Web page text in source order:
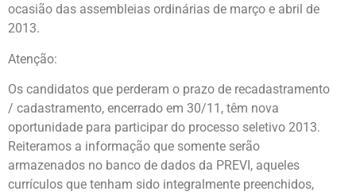
ocasião das assembleias ordinárias de março e abril de
2013.
Atenção:
Os candidatos que perderam o prazo de recadastramento
/ cadastramento, encerrado em 30/11, têm nova
oportunidade para participar do processo seletivo 2013.
Reiteramos a informação que somente serão
armazenados no banco de dados da PREVI, aqueles
currículos que tenham sido integralmente preenchidos,